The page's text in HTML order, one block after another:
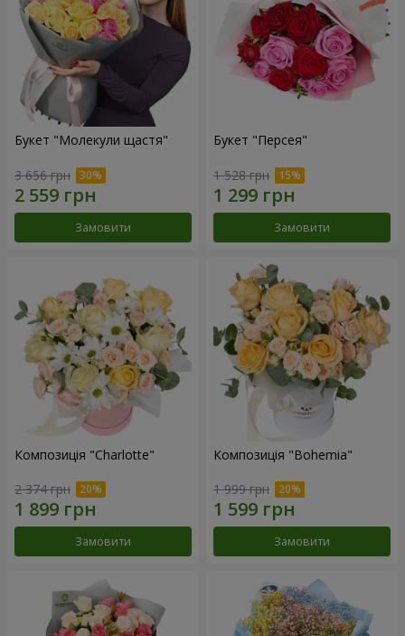
Букет "Молекули щастя"
3 656 грн
Замовити
Букет "Персея"
1 528 грн
Замовити
Композиція "Charlotte"
2 374 грн
Замовити
Композиція "Bohemia"
1 999 грн
Замовити